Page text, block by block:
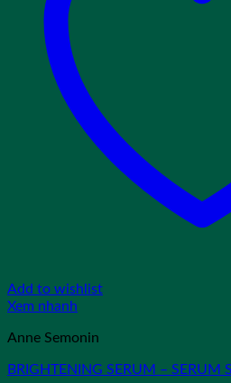
Add to wishlist
Xem nhanh
Anne Semonin
BRIGHTENING SERUM – SERUM